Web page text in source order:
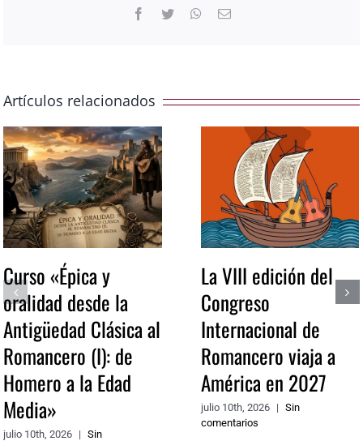
Facebook
Twitter WhatsApp
Correo
Artículos relacionados
Curso «Épica y
oralidad desde la
Antigüedad Clásica al
Romancero (I): de
Homero a la Edad
Media»
julio 10th, 2026 |
Sin
La VIII edición del
Congreso
Internacional de
Romancero viaja a
América en 2027
julio 10th, 2026 | Sin
comentarios